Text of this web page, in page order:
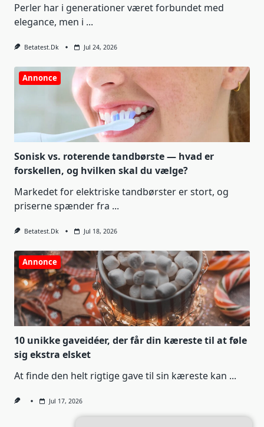
Perler har i generationer været forbundet med
elegance, men i ...
Betatest.dk Jul 24, 2026
Annonce
Sonisk vs. roterende tandbørste — hvad er
forskellen, og hvilken skal du vælge?
Markedet for elektriske tandbørster er stort, og
priserne spænder fra ...
Betatest.dk Jul 18, 2026
Annonce
10 unikke gaveidéer, der får din kæreste til at føle
sig ekstra elsket
At finde den helt rigtige gave til sin kæreste kan ...
Jul 17, 2026